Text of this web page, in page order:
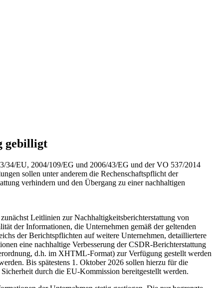
gebilligt
34/EU, 2004/109/EG und 2006/43/EG und der VO 537/2014
sollen unter anderem die Rechenschaftspflicht der
verhindern und den Übergang zu einer nachhaltigen
Leitlinien zur Nachhaltigkeitsberichterstattung von
der Informationen, die Unternehmen gemäß der geltenden
der Berichtspflichten auf weitere Unternehmen, detailliertere
eine nachhaltige Verbesserung der CSDR-Berichterstattung
d.h. im XHTML-Format) zur Verfügung gestellt werden
Bis spätestens 1. Oktober 2026 sollen hierzu für die
durch die EU-Kommission bereitgestellt werden.